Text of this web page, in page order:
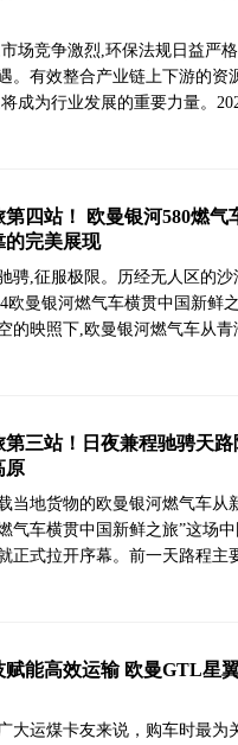
场竞争激烈,环保法规日益严
。有效整合产业链上下游的资
成为行业发展的重要力量。
第四站！ 欧曼银河580燃气
的完美展现
骋,征服极限。历经无人区的
欧曼银河燃气车横贯中国新鲜
的映照下,欧曼银河燃气车从
第三站！日夜兼程驰骋天
原
当地货物的欧曼银河燃气车从
气车横贯中国新鲜之旅”这场
正式拉开序幕。前一天路程
赋能高效运输 欧曼GTL星
大运煤卡友来说，购车时最为